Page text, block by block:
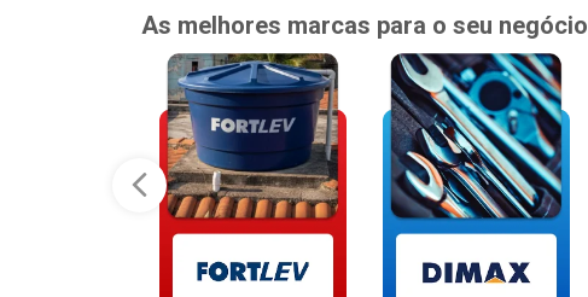
As melhores marcas para o seu negócio